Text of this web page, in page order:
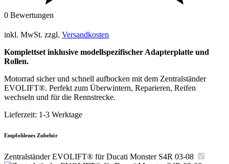
0 Bewertungen
inkl. MwSt. zzgl. Versandkosten
Komplettset inklusive modellspezifischer Adapterplatte und
Rollen.
Motorrad sicher und schnell aufbocken mit dem Zentralständer
EVOLIFT®. Perfekt zum Überwintern, Reparieren, Reifen
wechseln und für die Rennstrecke.
Lieferzeit: 1-3 Werktage
Empfohlenes Zubehör
Zentralständer EVOLIFT® für Ducati Monster S4R 03-08